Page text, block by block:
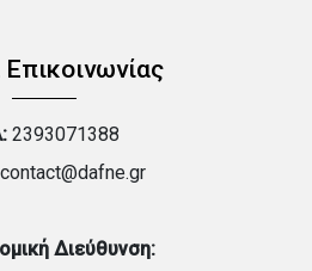
2393071388
contact@dafne.gr
Διεύθυνση: